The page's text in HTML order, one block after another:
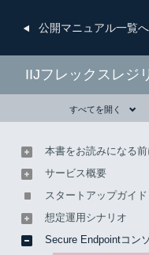
公開マニュアル一覧へ
IIJフレックスレジ
すべてを開く
本書をお読みになる前
サービス概要
スタートアップガイド
想定運用シナリオ
Secure Endpointコン